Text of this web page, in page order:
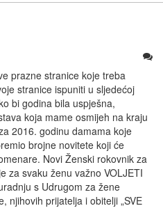
prazne stranice koje treba
stranice ispuniti u sljedećoj
bi godina bila uspješna,
koja mame osmijeh na kraju
2016. godinu damama koje
brojne novitete koji će
Novi Ženski rokovnik za
za svaku ženu važno VOLJETI
s Udrugom za žene
njihovih prijatelja i obitelji „SVE